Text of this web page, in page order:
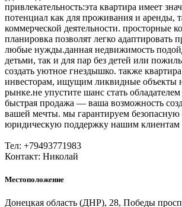
привлекательность:эта квартира имеет
потенциал как для проживания и аренды,
коммерческой деятельности. просторные
планировка позволят легко адаптировать
любые нужды.данная недвижимость
детьми, так и для пар без детей или
создать уютное гнездышко. также квартира
инвесторам, ищущим ликвидные объекты
рынке.не упустите шанс стать
быстрая продажа — ваша возможность
вашей мечты. мы гарантируем безопасную
юридическую поддержку нашим клиентам
Тел: +79493771983
Контакт: Николай
Местоположение
Донецкая область (ДНР), 28, Победы